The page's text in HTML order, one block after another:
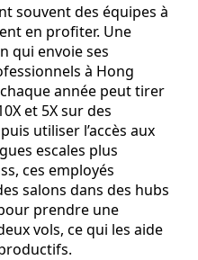
souvent des équipes à
en profiter. Une
qui envoie ses
à Hong
année peut tirer
et 5X sur des
utiliser l’accès aux
escales plus
ces employés
salons dans des hubs
prendre une
vols, ce qui les aide